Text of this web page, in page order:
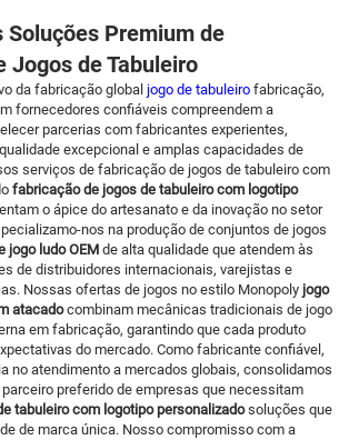
Soluções Premium de
Jogos de Tabuleiro
da fabricação global jogo de tabuleiro fabricação,
fornecedores confiáveis compreendem a
parcerias com fabricantes experientes,
excepcional e amplas capacidades de
serviços de fabricação de jogos de tabuleiro com
fabricação de jogos de tabuleiro com logotipo
o ápice do artesanato e da inovação no setor
nos na produção de conjuntos de jogos
jogo ludo OEMde alta qualidade que atendem às
de distribuidores internacionais, varejistas e
Nossas ofertas de jogos no estilo Monopoly jogo
atacadocombinam mecânicas tradicionais de jogo
em fabricação, garantindo que cada produto
do mercado. Como fabricante confiável,
no atendimento a mercados globais, consolidamos
preferido de empresas que necessitam
tabuleiro com logotipo personalizadosoluções que
de marca única. Nosso compromisso com a